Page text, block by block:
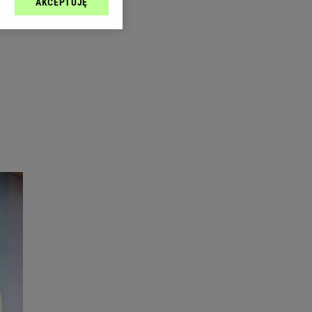
sp. z o.o., jej
danych poprzez
Zmiana ustawień
celów identyfikacji.
reklam i treści,